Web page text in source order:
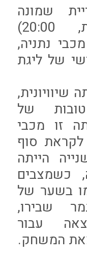
שמונה
התארחה הערב(שבת, 20:00)
נתניה,
של ליגת
שיוויונית,
של
זו מכבי
לקראת סוף
הייתה
כשמצבים
בשער של
שבירו,
עבור
המשחק.